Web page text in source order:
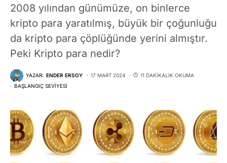
2008 yılından günümüze, on binlerce
kripto para yaratılmış, büyük bir çoğunluğu
da kripto para çöplüğünde yerini almıştır.
Peki Kripto para nedir?
YAZAR: ENDER ERSOY 17 MART 2024
11 DAKIKALIK OKUMA
BAŞLANGIÇ SEVIYESI